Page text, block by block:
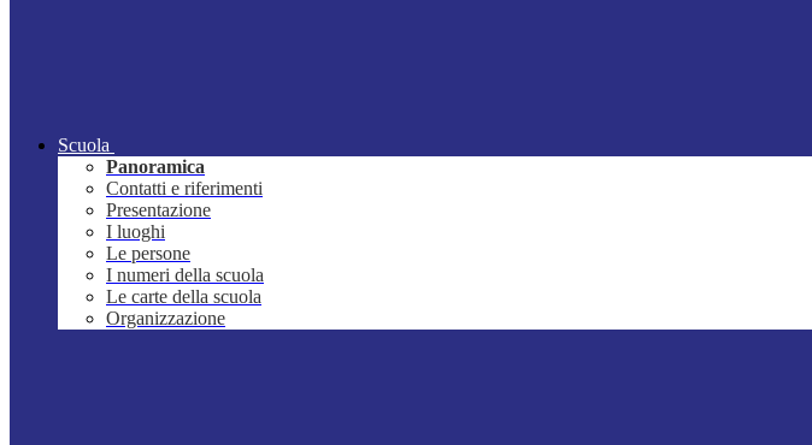
Scuola
Panoramica
Contatti e riferimenti
Presentazione
I luoghi
Le persone
I numeri della scuola
Le carte della scuola
Organizzazione